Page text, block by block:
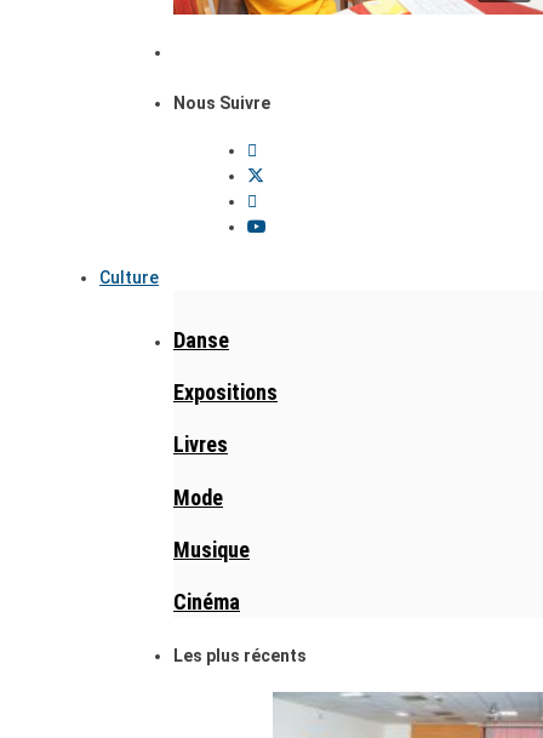
Nous Suivre
Culture
Danse
Expositions
Livres
Mode
Musique
Cinéma
Les plus récents